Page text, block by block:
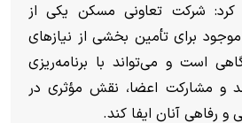
کرد: شرکت تعاونی مسکن یکی از
برای تأمین بخشی از نیاز‌های
است و می‌تواند با برنامه‌ریزی
و مشارکت اعضا، نقش مؤثری در
رفاهی آنان ایفا کند.